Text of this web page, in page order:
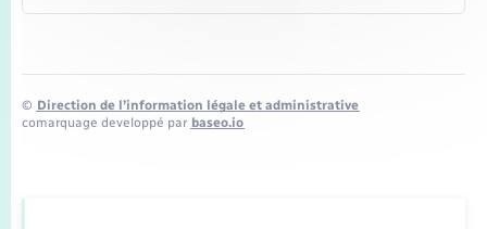
© Direction de l’information légale et administrative
comarquage developpé par baseo.io